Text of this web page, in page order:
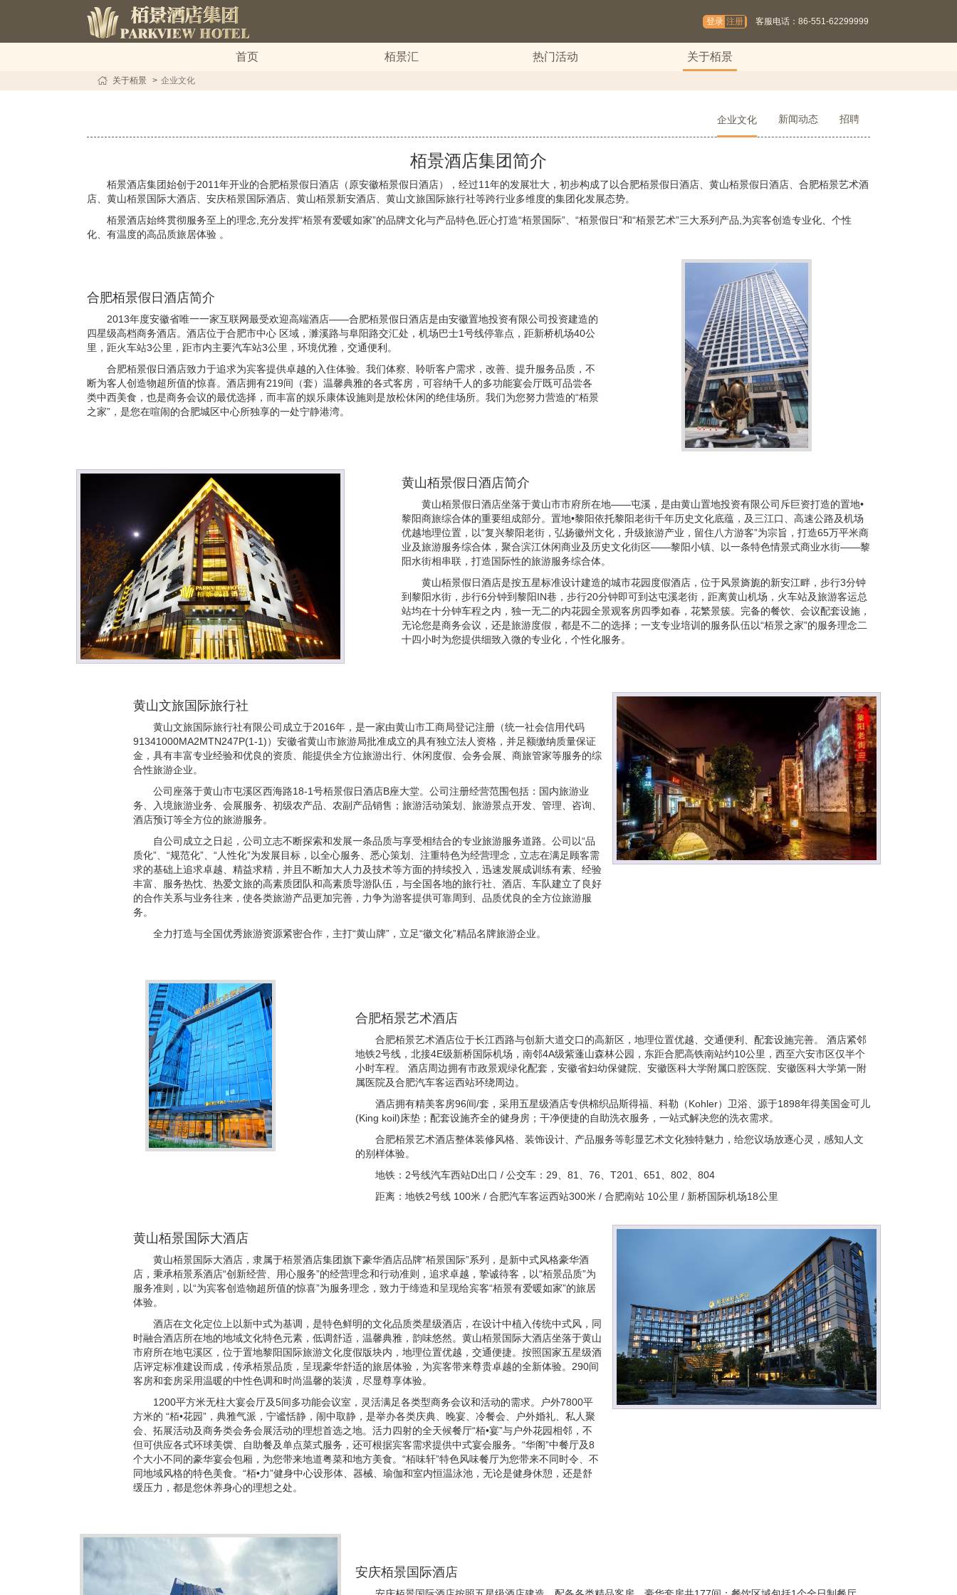
登录 注册 客服电话：86-551-62299999
首页 栢景汇 热门活动 关于栢景
关于栢景 企业文化
企业文化 新闻动态 招聘
栢景酒店集团简介
栢景酒店集团始创于2011年开业的合肥栢景假日酒店（原安徽栢景假日酒店），经过11年的发展壮大，初步构成了以合肥栢景假日酒店、黄山栢景假日酒店、合肥栢景艺术酒
店、黄山栢景国际大酒店、安庆栢景国际酒店、黄山栢景新安酒店、黄山文旅国际旅行社等跨行业多维度的集团化发展态势。
栢景酒店始终贯彻服务至上的理念,充分发挥“栢景有爱暖如家”的品牌文化与产品特色,匠心打造“栢景国际”、“栢景假日”和“栢景艺术”三大系列产品,为宾客创造专业化、个性
化、有温度的高品质旅居体验 。
合肥栢景假日酒店简介
2013年度安徽省唯一一家互联网最受欢迎高端酒店——合肥栢景假日酒店是由安徽置地投资有限公司投资建造的
四星级高档商务酒店。酒店位于合肥市中心 区域，濉溪路与阜阳路交汇处，机场巴士1号线停靠点，距新桥机场40公
里，距火车站3公里，距市内主要汽车站3公里，环境优雅，交通便利。
合肥栢景假日酒店致力于追求为宾客提供卓越的入住体验。我们体察、聆听客户需求，改善、提升服务品质，不
断为客人创造物超所值的惊喜。酒店拥有219间（套）温馨典雅的各式客房，可容纳千人的多功能宴会厅既可品尝各
类中西美食，也是商务会议的最优选择，而丰富的娱乐康体设施则是放松休闲的绝佳场所。我们为您努力营造的“栢景
之家”，是您在喧闹的合肥城区中心所独享的一处宁静港湾。
黄山栢景假日酒店简介
黄山栢景假日酒店坐落于黄山市市府所在地——屯溪，是由黄山置地投资有限公司斥巨资打造的置地•
黎阳商旅综合体的重要组成部分。置地•黎阳依托黎阳老街千年历史文化底蕴，及三江口、高速公路及机场
优越地理位置，以“复兴黎阳老街，弘扬徽州文化，升级旅游产业，留住八方游客”为宗旨，打造65万平米商
业及旅游服务综合体，聚合滨江休闲商业及历史文化街区——黎阳小镇、以一条特色情景式商业水街——黎
阳水街相串联，打造国际性的旅游服务综合体。
黄山栢景假日酒店是按五星标准设计建造的城市花园度假酒店，位于风景旖旎的新安江畔，步行3分钟
到黎阳水街，步行6分钟到黎阳IN巷，步行20分钟即可到达屯溪老街，距离黄山机场，火车站及旅游客运总
站均在十分钟车程之内，独一无二的内花园全景观客房四季如春，花繁景簇。完备的餐饮、会议配套设施，
无论您是商务会议，还是旅游度假，都是不二的选择；一支专业培训的服务队伍以“栢景之家”的服务理念二
十四小时为您提供细致入微的专业化，个性化服务。
黄山文旅国际旅行社
黄山文旅国际旅行社有限公司成立于2016年，是一家由黄山市工商局登记注册（统一社会信用代码
91341000MA2MTN247P(1-1)）安徽省黄山市旅游局批准成立的具有独立法人资格，并足额缴纳质量保证
金，具有丰富专业经验和优良的资质、能提供全方位旅游出行、休闲度假、会务会展、商旅管家等服务的综
合性旅游企业。
公司座落于黄山市屯溪区西海路18-1号栢景假日酒店B座大堂。公司注册经营范围包括：国内旅游业
务、入境旅游业务、会展服务、初级农产品、农副产品销售；旅游活动策划、旅游景点开发、管理、咨询、
酒店预订等全方位的旅游服务。
自公司成立之日起，公司立志不断探索和发展一条品质与享受相结合的专业旅游服务道路。公司以“品
质化”、“规范化”、“人性化”为发展目标，以全心服务、悉心策划、注重特色为经营理念，立志在满足顾客需
求的基础上追求卓越、精益求精，并且不断加大人力及技术等方面的持续投入，迅速发展成训练有素、经验
丰富、服务热忱、热爱文旅的高素质团队和高素质导游队伍，与全国各地的旅行社、酒店、车队建立了良好
的合作关系与业务往来，使各类旅游产品更加完善，力争为游客提供可靠周到、品质优良的全方位旅游服
务。
全力打造与全国优秀旅游资源紧密合作，主打“黄山牌”，立足“徽文化”精品名牌旅游企业。
合肥栢景艺术酒店
合肥栢景艺术酒店位于长江西路与创新大道交口的高新区，地理位置优越、交通便利、配套设施完善。 酒店紧邻
地铁2号线，北接4E级新桥国际机场，南邻4A级紫蓬山森林公园，东距合肥高铁南站约10公里，西至六安市区仅半个
小时车程。 酒店周边拥有市政景观绿化配套，安徽省妇幼保健院、安徽医科大学附属口腔医院、安徽医科大学第一附
属医院及合肥汽车客运西站环绕周边。
酒店拥有精美客房96间/套，采用五星级酒店专供棉织品斯得福、科勒（Kohler）卫浴、源于1898年得美国金可儿
(King koil)床垫；配套设施齐全的健身房；干净便捷的自助洗衣服务，一站式解决您的洗衣需求。
合肥栢景艺术酒店整体装修风格、装饰设计、产品服务等彰显艺术文化独特魅力，给您议场放逐心灵，感知人文
的别样体验。
地铁：2号线汽车西站D出口 / 公交车：29、81、76、T201、651、802、804
距离：地铁2号线 100米 / 合肥汽车客运西站300米 / 合肥南站 10公里 / 新桥国际机场18公里
黄山栢景国际大酒店
黄山栢景国际大酒店，隶属于栢景酒店集团旗下豪华酒店品牌“栢景国际”系列，是新中式风格豪华酒
店，秉承栢景系酒店“创新经营、用心服务”的经营理念和行动准则，追求卓越，挚诚待客，以“栢景品质”为
服务准则，以“为宾客创造物超所值的惊喜”为服务理念，致力于缔造和呈现给宾客“栢景有爱暖如家”的旅居
体验。
酒店在文化定位上以新中式为基调，是特色鲜明的文化品质类星级酒店，在设计中植入传统中式风，同
时融合酒店所在地的地域文化特色元素，低调舒适，温馨典雅，韵味悠然。黄山栢景国际大酒店坐落于黄山
市府所在地屯溪区，位于置地黎阳国际旅游文化度假版块内，地理位置优越，交通便捷。按照国家五星级酒
店评定标准建设而成，传承栢景品质，呈现豪华舒适的旅居体验，为宾客带来尊贵卓越的全新体验。290间
客房和套房采用温暖的中性色调和时尚温馨的装潢，尽显尊享体验。
1200平方米无柱大宴会厅及5间多功能会议室，灵活满足各类型商务会议和活动的需求。户外7800平
方米的 “栢•花园”，典雅气派，宁谧恬静，闹中取静，是举办各类庆典、晚宴、冷餐会、户外婚礼、私人聚
会、拓展活动及商务类会务会展活动的理想首选之地。活力四射的全天候餐厅“栢•宴”与户外花园相邻，不
但可供应各式环球美馔、自助餐及单点菜式服务，还可根据宾客需求提供中式宴会服务。“华阁”中餐厅及8
个大小不同的豪华宴会包厢，为您带来地道粤菜和地方美食。“栢味轩”特色风味餐厅为您带来不同时令、不
同地域风格的特色美食。“栢•力”健身中心设形体、器械、瑜伽和室内恒温泳池，无论是健身休憩，还是舒
缓压力，都是您休养身心的理想之处。
安庆栢景国际酒店